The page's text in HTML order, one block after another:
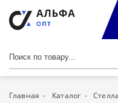
Главная Каталог